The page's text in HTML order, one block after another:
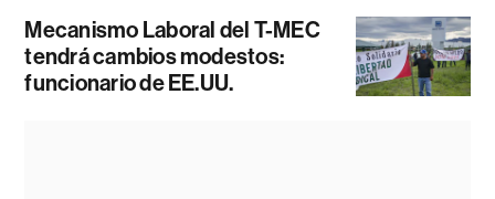
Mecanismo Laboral del T-MEC
tendrá cambios modestos:
funcionario de EE.UU.